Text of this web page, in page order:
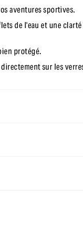
aventures sportives.
de l'eau et une
protégé.
sur les